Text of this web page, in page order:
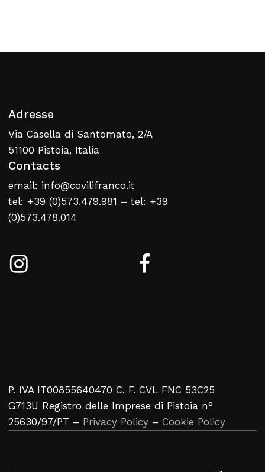
Adresse
Via Casella di Santomato, 2/A
51100 Pistoia, Italia
Contacts
email: info@covilifranco.it
tel: +39 (0)573.479.981 – tel: +39
(0)573.478.014
P. IVA IT00855640470 C. F. CVL FNC 53C25
G713U Registro delle Imprese di Pistoia n°
25630/97/PT – Privacy Policy – Cookie Policy